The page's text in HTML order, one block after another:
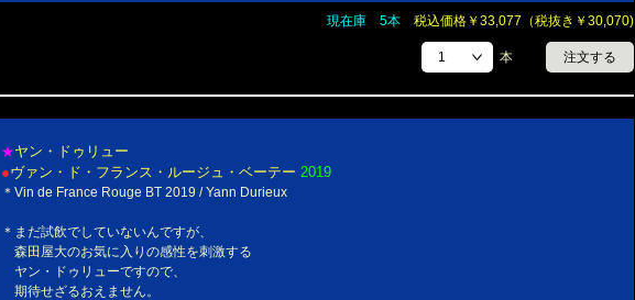
現在庫 5本 税込価格￥33,077（税抜き￥30,070)
本 注文する
★ヤン・ドゥリュー
●ヴァン・ド・フランス・ルージュ・ベーテー 2019
＊Vin de France Rouge BT 2019 / Yann Durieux
＊まだ試飲でしていないんですが、
森田屋大のお気に入りの感性を刺激する
ヤン・ドゥリューですので、
期待せざるおえません。